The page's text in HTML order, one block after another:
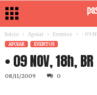
Início Apoiar Eventos • 09
APOIAR EVENTOS
• 09 NOV, 18h,
08/11/2009 0